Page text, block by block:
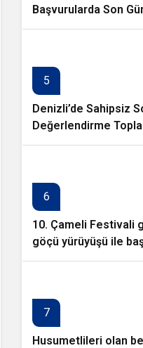
Başvurularda Son
5
Denizli’de Sahipsiz
Değerlendirme
6
10. Çameli Festivali
göçü yürüyüşü ile
7
Husumetlileri olan